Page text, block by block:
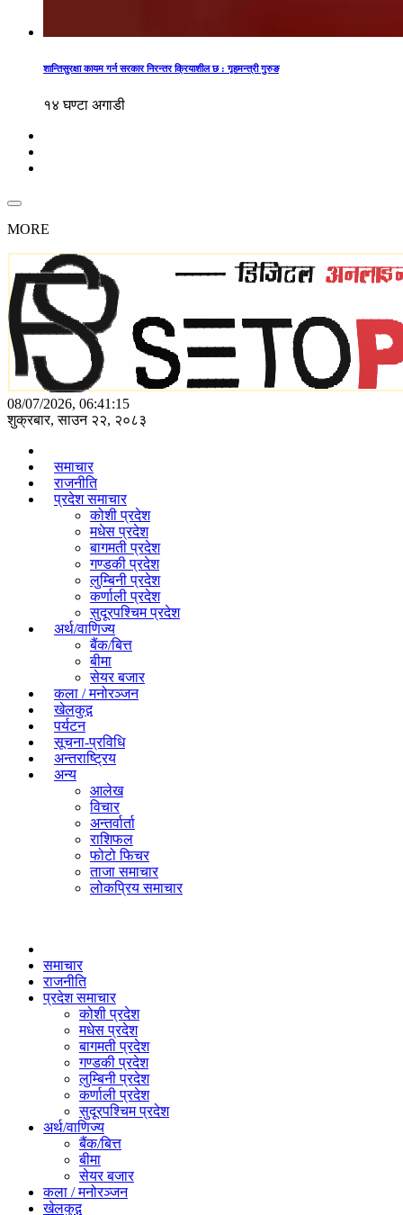
शान्तिसुरक्षा कायम गर्न सरकार निरन्तर क्रियाशील छ : गृहमन्त्री गुरुङ
१४ घण्टा अगाडी
MORE
08/07/2026, 06:41:15
शुक्रबार, साउन २२, २०८३
समाचार
राजनीति
प्रदेश समाचार
कोशी प्रदेश
मधेस प्रदेश
बागमती प्रदेश
गण्डकी प्रदेश
लुम्बिनी प्रदेश
कर्णाली प्रदेश
सुदूरपश्चिम प्रदेश
अर्थ/वाणिज्य
बैंक/बित्त
बीमा
सेयर बजार
कला / मनोरञ्जन
खेलकुद़़
पर्यटन
सूचना-प्रविधि
अन्तराष्ट्रिय
अन्य
आलेख
विचार
अन्तर्वार्ता
राशिफल
फोटो फिचर
ताजा समाचार
लोकप्रिय समाचार
समाचार
राजनीति
प्रदेश समाचार
कोशी प्रदेश
मधेस प्रदेश
बागमती प्रदेश
गण्डकी प्रदेश
लुम्बिनी प्रदेश
कर्णाली प्रदेश
सुदूरपश्चिम प्रदेश
अर्थ/वाणिज्य
बैंक/बित्त
बीमा
सेयर बजार
कला / मनोरञ्जन
खेलकुद़़